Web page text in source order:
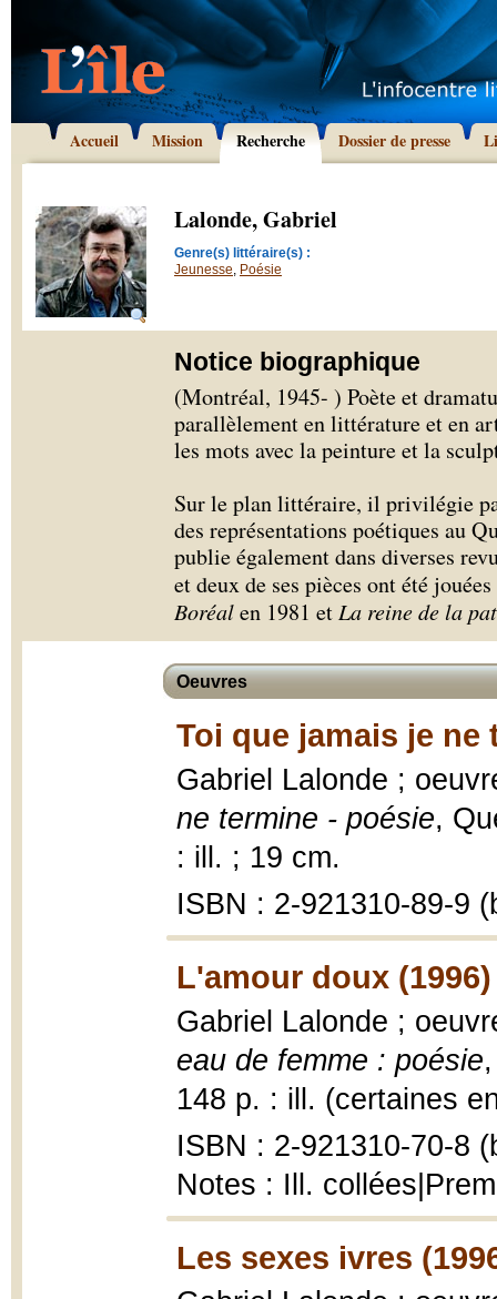
Accueil Mission Recherche Dossier de presse
Lalonde, Gabriel
Genre(s) littéraire(s) :
Jeunesse, Poésie
Notice biographique
(Montréal, 1945- ) Poète et
parallèlement en littérature et en
les mots avec la peinture et la
Sur le plan littéraire, il privilégie
des représentations poétiques au
publie également dans diverses
et deux de ses pièces ont été
Boréalen 1981 et La reine de la
Oeuvres
Toi que jamais je ne
Gabriel Lalonde ;
ne termine - poésie,
: ill. ; 19 cm.
ISBN : 2-921310-89-9
L'amour doux (1996)
Gabriel Lalonde ;
eau de femme : poésie
148 p. : ill. (certaines
ISBN : 2-921310-70-8
Notes : Ill.
Les sexes ivres